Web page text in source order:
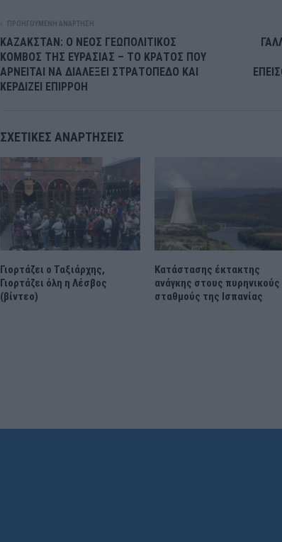
ΠΡΟΗΓΟΎΜΕΝΗ ΑΝΆΡΤΗΣΗ
ΚΑΖΑΚΣΤΑΝ: Ο ΝΕΟΣ ΓΕΩΠΟΛΙΤΙΚΟΣ
ΚΟΜΒΟΣ ΤΗΣ ΕΥΡΑΣΙΑΣ – ΤΟ ΚΡΑΤΟΣ ΠΟΥ
ΑΡΝΕΙΤΑΙ ΝΑ ΔΙΑΛΕΞΕΙ ΣΤΡΑΤΟΠΕΔΟ ΚΑΙ
ΚΕΡΔΙΖΕΙ ΕΠΙΡΡΟΗ
ΣΧΕΤΙΚΈΣ ΑΝΑΡΤΉΣΕΙΣ
Γιορτάζει ο Ταξιάρχης,
Γιορτάζει όλη η Λέσβος
(βίντεο)
Κατάστασης έκτακτης
ανάγκης στους πυρηνικούς
σταθμούς της Ισπανίας